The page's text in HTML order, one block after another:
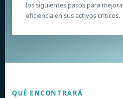
los siguientes pasos para
eficiencia en sus activos críticos.
QUÉ ENCONTRARÁ